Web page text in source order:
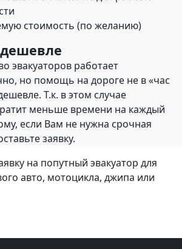
стоимость (по желанию)
эвакуаторов работает
но помощь на дороге не в «час
Т.к. в этом случае
меньше времени на каждый
если Вам не нужна срочная
заявку.
на попутный эвакуатор для
авто, мотоцикла, джипа или